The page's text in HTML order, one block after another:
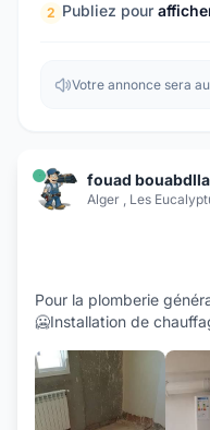
2 Publiez pour
Votre annonce sera
fouad
Alger , Les
Pour la plomberie
🥶Installation de